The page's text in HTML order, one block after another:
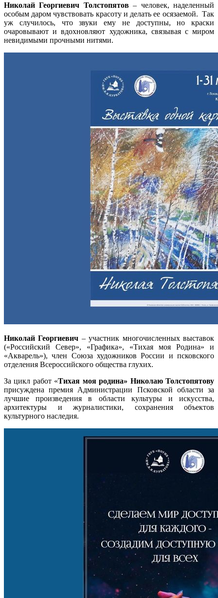
Николай Георгиевич Толстопятов‒ человек, наделенный
особым даром чувствовать красоту и делать ее осязаемой. Так
уж случилось, что звуки ему не доступны, но краски
очаровывают и вдохновляют художника, связывая с миром
невидимыми прочными нитями.
Николай Георгиевич ‒ участник многочисленных выставок
(«Российский Север», «Графика», «Тихая моя Родина» и
«Акварель»), член Союза художников России и псковского
отделения Всероссийского общества глухих.
За цикл работ «Тихая моя родина» Николаю Толстопятову
присуждена премия Администрации Псковской области за
лучшие произведения в области культуры и искусства,
архитектуры и журналистики, сохранения объектов
культурного наследия.